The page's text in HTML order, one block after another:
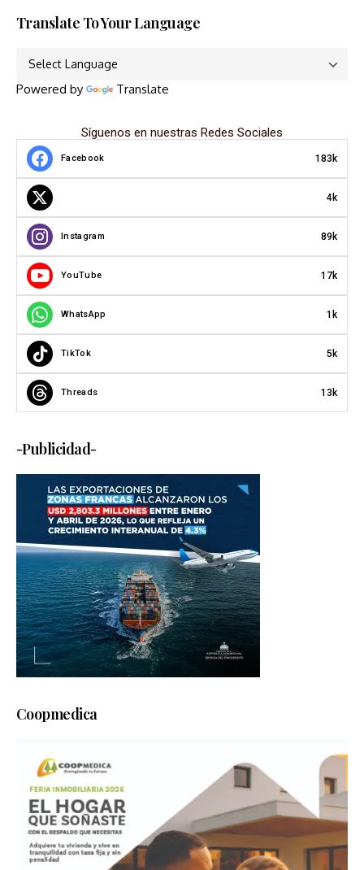
Translate To Your Language
Powered by Translate
Síguenos en nuestras Redes Sociales
Facebook 183k
4k
Instagram 89k
YouTube 17k
WhatsApp 1k
TikTok 5k
Threads 13k
-Publicidad-
Coopmedica